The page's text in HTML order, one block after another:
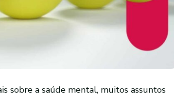
sobre a saúde mental, muitos assuntos